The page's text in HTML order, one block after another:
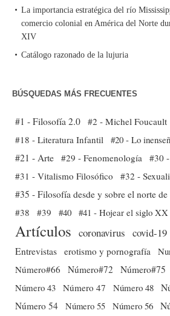
La importancia estratégica del río
comercio colonial en América del Norte
XIV
Catálogo razonado de la lujuria
BÚSQUEDAS MÁS FRECUENTES
#1 - Filosofía 2.0 #2 - Michel Foucault
#18 - Literatura Infantil #20 - Lo
#21 - Arte #29 - Fenomenología
#30
#31 - Vitalismo Filosófico
#32 -
#35 - Filosofía desde y sobre el norte
#38
#39 #40 #41 - Hojear el siglo XX
Artículos coronavirus covid-19
Entrevistas erotismo y pornografía
Número#66
Número#72 Número#75
Número 43 Número 47 Número 48
Número 54 Número 55 Número 56